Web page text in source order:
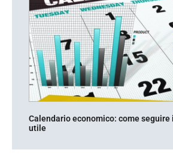
Calendario economico: come seguire
utile